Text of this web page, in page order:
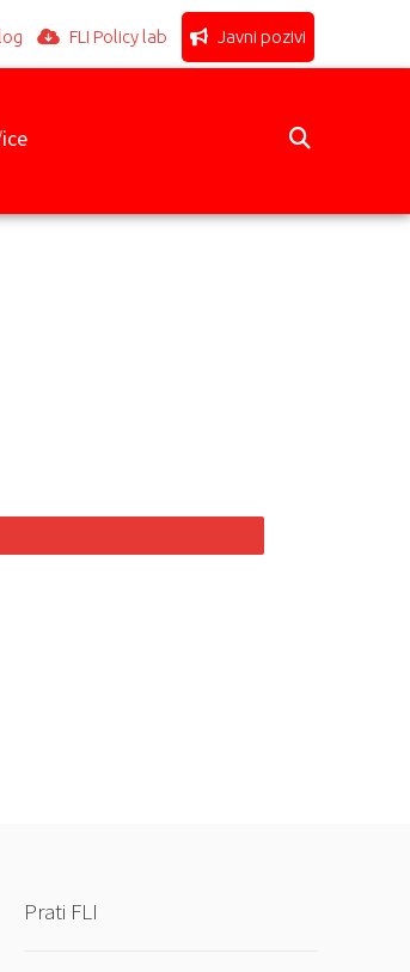
FLI Policy lab Javni pozivi
Prati FLI